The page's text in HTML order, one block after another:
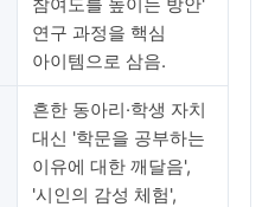
연구 과정을 핵심
아이템으로 삼음.
흔한 동아리·학생 자치
대신 '학문을 공부하는
이유에 대한 깨달음',
'시인의 감성 체험',